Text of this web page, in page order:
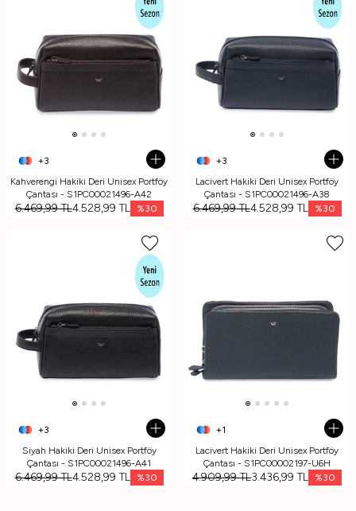
+3
Kahverengi Hakiki Deri Unisex Portföy
Çantası - S1PC00021496-A42
6.469,99TL4.528,99 TL %30
+3
Lacivert Hakiki Deri Unisex Portföy
Çantası - S1PC00021496-A38
6.469,99TL4.528,99 TL %30
+3
Siyah Hakiki Deri Unisex Portföy
Çantası - S1PC00021496-A41
6.469,99TL4.528,99 TL %30
+1
Lacivert Hakiki Deri Unisex Portföy
Çantası - S1PC00002197-U6H
4.909,99TL3.436,99 TL %30